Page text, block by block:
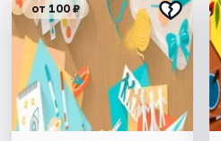
от 100 ₽